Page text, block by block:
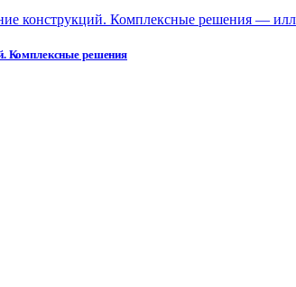
Комплексные решения